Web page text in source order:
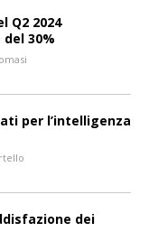
Q2 2024
30%
per l’intelligenza
dei